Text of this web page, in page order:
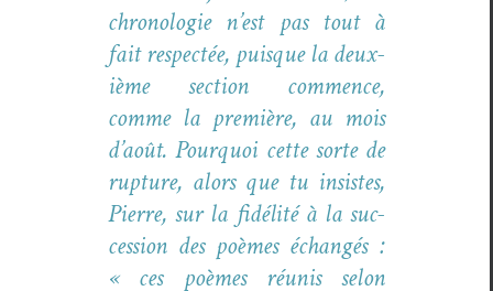
chronolo­gie n’est pas tout à
fait respec­tée, puisque la deux­
ième sec­tion com­mence,
comme la pre­mière, au mois
d’août. Pourquoi cette sorte de
rup­ture, alors que tu insistes,
Pierre, sur la fidél­ité à la suc­
ces­sion des poèmes échangés :
« ces poèmes réu­nis selon